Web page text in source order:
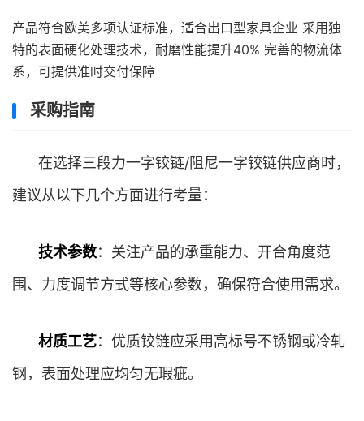
产品符合欧美多项认证标准，适合出口型家具企业 采用独
特的表面硬化处理技术，耐磨性能提升40% 完善的物流体
系，可提供准时交付保障
采购指南
在选择三段力一字铰链/阻尼一字铰链供应商时，
建议从以下几个方面进行考量：
技术参数：关注产品的承重能力、开合角度范
围、力度调节方式等核心参数，确保符合使用需求。
材质工艺：优质铰链应采用高标号不锈钢或冷轧
钢，表面处理应均匀无瑕疵。